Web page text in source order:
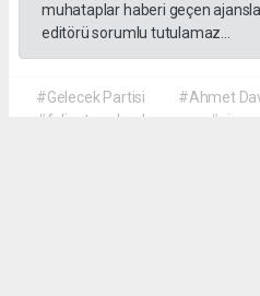
muhataplar haberi geçen
editörü sorumlu tutulamaz...
#Gelecek Partisi
#Ahmet
#faliyet sonlandırma